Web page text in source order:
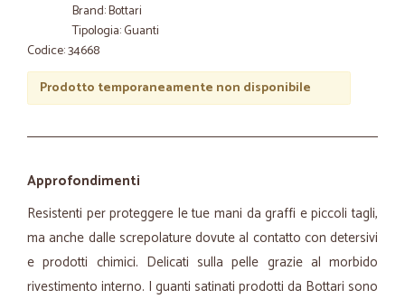
Brand: Bottari
Tipologia: Guanti
Codice: 34668
Prodotto temporaneamente non disponibile
Approfondimenti
Resistenti per proteggere le tue mani da graffi e piccoli tagli,
ma anche dalle screpolature dovute al contatto con detersivi
e prodotti chimici. Delicati sulla pelle grazie al morbido
rivestimento interno. I guanti satinati prodotti da Bottari sono